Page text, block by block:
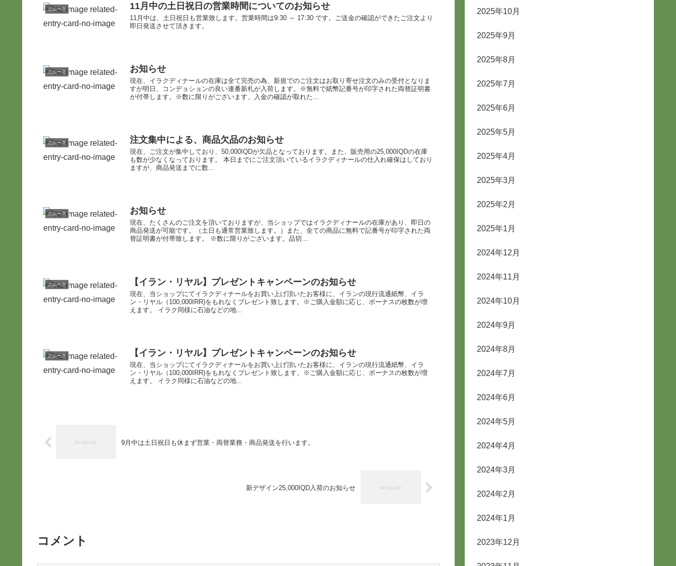
ニュース 11月中の土日祝日の営業時間についてのお知らせ
11月中は、土日祝日も営業致します。営業時間は9:30 ～ 17:30 です。ご送金の確認ができたご注文より
即日発送させて頂きます。
ニュース お知らせ
現在、イラクディナールの在庫は全て完売の為、新規でのご注文はお取り寄せ注文のみの受付となりま
すが明日、コンデョションの良い連番新札が入荷します。※無料で紙幣記番号が印字された両替証明書
が付帯します。※数に限りがございます、入金の確認が取れた...
ニュース 注文集中による、商品欠品のお知らせ
現在、ご注文が集中しており、50,000IQDが欠品となっております。また、販売用の25,000IQDの在庫
も数が少なくなっております。 本日までにご注文頂いているイラクディナールの仕入れ確保はしており
ますが、商品発送までに数...
ニュース お知らせ
現在、たくさんのご注文を頂いておりますが、当ショップではイラクディナールの在庫があり、即日の
商品発送が可能です。（土日も通常営業致します。）また、全ての商品に無料で記番号が印字された両
替証明書が付帯致します。 ※数に限りがございます。品切...
ニュース 【イラン・リヤル】プレゼントキャンペーンのお知らせ
現在、当ショップにてイラクディナールをお買い上げ頂いたお客様に、イランの現行流通紙幣、イラ
ン・リヤル（100,000IRR)をもれなくプレゼント致します。※ご購入金額に応じ、ボーナスの枚数が増
えます。 イラク同様に石油などの地...
ニュース 【イラン・リヤル】プレゼントキャンペーンのお知らせ
現在、当ショップにてイラクディナールをお買い上げ頂いたお客様に、イランの現行流通紙幣、イラ
ン・リヤル（100,000IRR)をもれなくプレゼント致します。※ご購入金額に応じ、ボーナスの枚数が増
えます。 イラク同様に石油などの地...
9月中は土日祝日も休まず営業・両替業務・商品発送を行います。
新デザイン25,000IQD入荷のお知らせ
コメント
2025年10月
2025年9月
2025年8月
2025年7月
2025年6月
2025年5月
2025年4月
2025年3月
2025年2月
2025年1月
2024年12月
2024年11月
2024年10月
2024年9月
2024年8月
2024年7月
2024年6月
2024年5月
2024年4月
2024年3月
2024年2月
2024年1月
2023年12月